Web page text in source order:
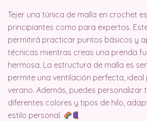
Tejer una túnica de malla en crochet
principiantes como para expertos.
permitirá practicar puntos básicos y
técnicas mientras creas una prenda
hermosa. La estructura de malla es
permite una ventilación perfecta,
verano. Además, puedes personalizar
diferentes colores y tipos de hilo,
estilo personal.